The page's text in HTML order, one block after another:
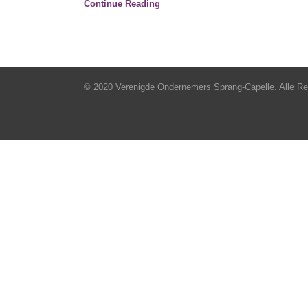
Continue Reading
© 2020 Verenigde Ondernemers Sprang-Capelle. Alle